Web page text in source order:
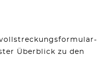
Überblick zu den